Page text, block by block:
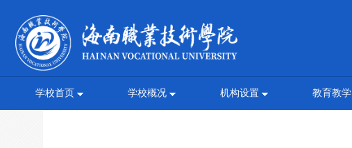
学校首页 学校概况 机构设置 教育教学